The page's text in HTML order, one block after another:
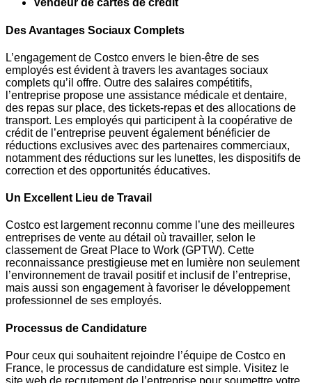
Vendeur de cartes de crédit
Des Avantages Sociaux Complets
L’engagement de Costco envers le bien-être de ses
employés est évident à travers les avantages sociaux
complets qu’il offre. Outre des salaires compétitifs,
l’entreprise propose une assistance médicale et dentaire,
des repas sur place, des tickets-repas et des allocations de
transport. Les employés qui participent à la coopérative de
crédit de l’entreprise peuvent également bénéficier de
réductions exclusives avec des partenaires commerciaux,
notamment des réductions sur les lunettes, les dispositifs de
correction et des opportunités éducatives.
Un Excellent Lieu de Travail
Costco est largement reconnu comme l’une des meilleures
entreprises de vente au détail où travailler, selon le
classement de Great Place to Work (GPTW). Cette
reconnaissance prestigieuse met en lumière non seulement
l’environnement de travail positif et inclusif de l’entreprise,
mais aussi son engagement à favoriser le développement
professionnel de ses employés.
Processus de Candidature
Pour ceux qui souhaitent rejoindre l’équipe de Costco en
France, le processus de candidature est simple. Visitez le
site web de recrutement de l’entreprise pour soumettre votre